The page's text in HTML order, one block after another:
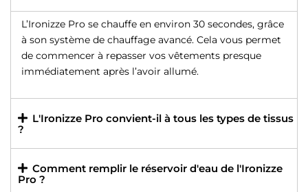
L’Ironizze Pro se chauffe en environ 30 secondes, grâce
à son système de chauffage avancé. Cela vous permet
de commencer à repasser vos vêtements presque
immédiatement après l’avoir allumé.
L'Ironizze Pro convient-il à tous les types de tissus
?
Comment remplir le réservoir d'eau de l'Ironizze
Pro ?